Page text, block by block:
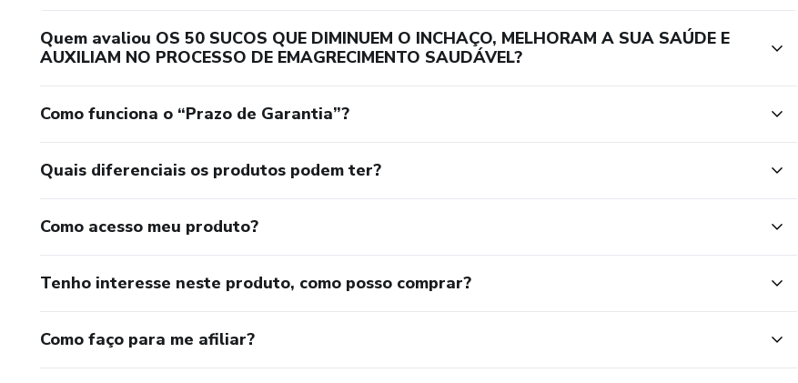
Quem avaliou OS 50 SUCOS QUE DIMINUEM O INCHAÇO, MELHORAM A SUA SAÚDE E
AUXILIAM NO PROCESSO DE EMAGRECIMENTO SAUDÁVEL?
Como funciona o “Prazo de Garantia”?
Quais diferenciais os produtos podem ter?
Como acesso meu produto?
Tenho interesse neste produto, como posso comprar?
Como faço para me afiliar?